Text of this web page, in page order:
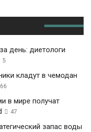
день: диетологи
5
кладут в чемодан
66
в мире получат
47
запас воды